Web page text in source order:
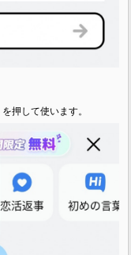
押して使います。